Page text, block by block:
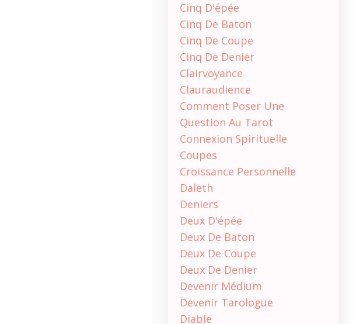
Cinq D'épée
Cinq De Baton
Cinq De Coupe
Cinq De Denier
Clairvoyance
Clauraudience
Comment Poser Une
Question Au Tarot
Connexion Spirituelle
Coupes
Croissance Personnelle
Daleth
Deniers
Deux D'épée
Deux De Baton
Deux De Coupe
Deux De Denier
Devenir Médium
Devenir Tarologue
Diable